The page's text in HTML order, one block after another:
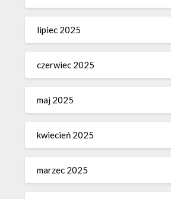
lipiec 2025
czerwiec 2025
maj 2025
kwiecień 2025
marzec 2025